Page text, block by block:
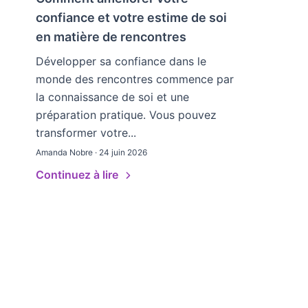
confiance et votre estime de soi
en matière de rencontres
Développer sa confiance dans le
monde des rencontres commence par
la connaissance de soi et une
préparation pratique. Vous pouvez
transformer votre...
Amanda Nobre · 24 juin 2026
Continuez à lire